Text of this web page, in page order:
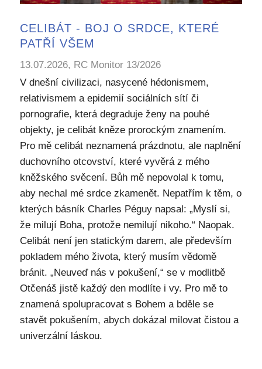
CELIBÁT - BOJ O SRDCE, KTERÉ
PATŘÍ VŠEM
13.07.2026, RC Monitor 13/2026
V dnešní civilizaci, nasycené hédonismem,
relativismem a epidemií sociálních sítí či
pornografie, která degraduje ženy na pouhé
objekty, je celibát kněze prorockým znamením.
Pro mě celibát neznamená prázdnotu, ale naplnění
duchovního otcovství, které vyvěrá z mého
kněžského svěcení. Bůh mě nepovolal k tomu,
aby nechal mé srdce zkamenět. Nepatřím k těm, o
kterých básník Charles Péguy napsal: „Myslí si,
že milují Boha, protože nemilují nikoho.“ Naopak.
Celibát není jen statickým darem, ale především
pokladem mého života, který musím vědomě
bránit. „Neuveď nás v pokušení,“ se v modlitbě
Otčenáš jistě každý den modlíte i vy. Pro mě to
znamená spolupracovat s Bohem a bděle se
stavět pokušením, abych dokázal milovat čistou a
univerzální láskou.